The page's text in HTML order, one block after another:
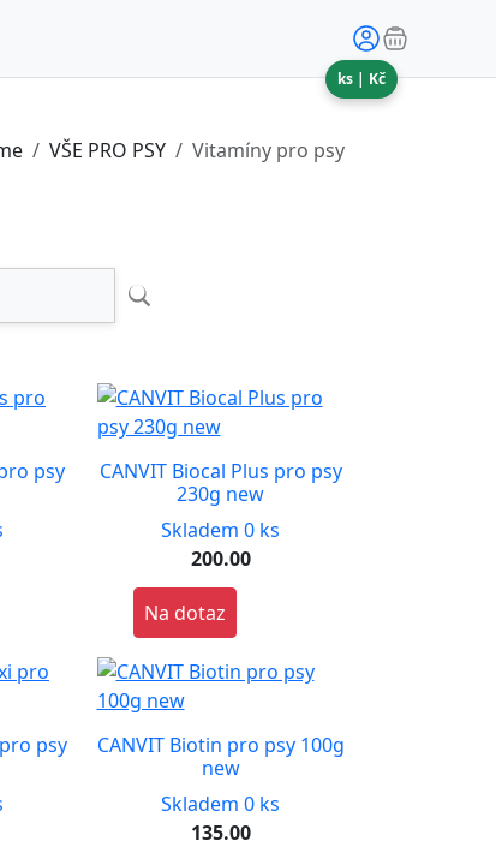
ks | Kč
VŠE PRO PSY Vitamíny pro psy
psy
CANVIT Biocal Plus pro psy
230g new
Skladem 0 ks
200.00
Na dotaz
psy
CANVIT Biotin pro psy 100g
new
Skladem 0 ks
135.00